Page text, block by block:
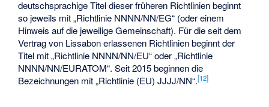
deutschsprachige Titel dieser früheren Richtlinien beginnt
so jeweils mit „Richtlinie NNNN/NN/EG“ (oder einem
Hinweis auf die jeweilige Gemeinschaft). Für die seit dem
Vertrag von Lissabon erlassenen Richtlinien beginnt der
Titel mit „Richtlinie NNNN/NN/EU“ oder „Richtlinie
NNNN/NN/EURATOM“. Seit 2015 beginnen die
Bezeichnungen mit „Richtlinie (EU) JJJJ/NN“.[12]